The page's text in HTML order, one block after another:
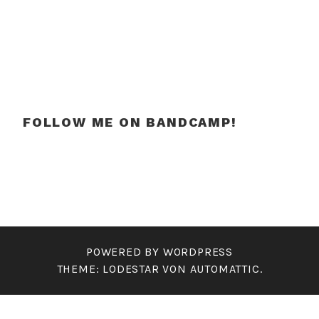
FOLLOW ME ON BANDCAMP!
POWERED BY WORDPRESS
THEME: LODESTAR VON AUTOMATTIC.